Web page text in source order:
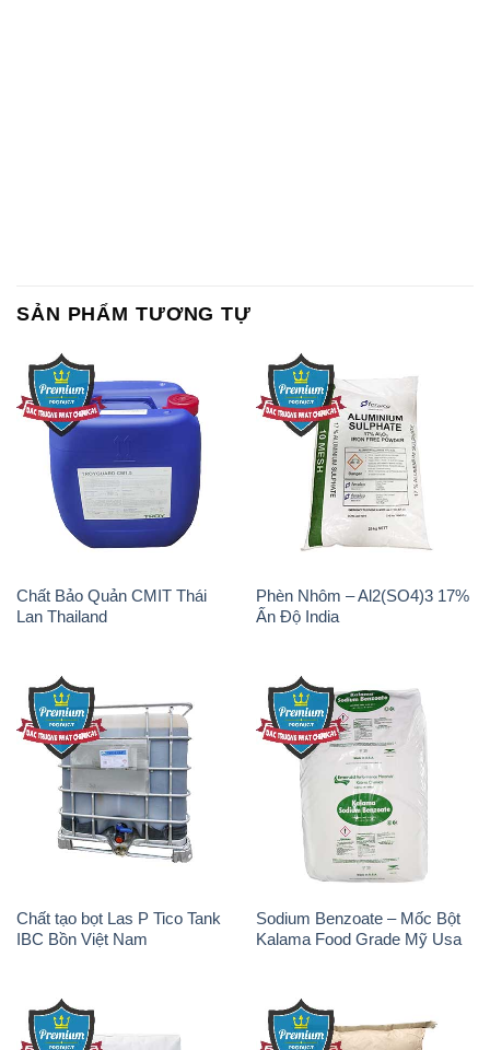
Chất Bảo Quản CMIT Thái
Lan Thailand
Phèn Nhôm – Al2(SO4)3 17%
Ấn Độ India
Chất tạo bọt Las P Tico Tank
IBC Bồn Việt Nam
Sodium Benzoate – Mốc Bột
Kalama Food Grade Mỹ Usa